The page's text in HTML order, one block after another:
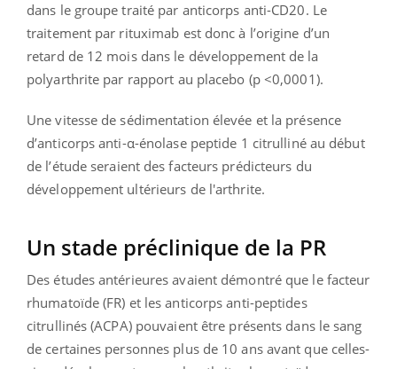
dans le groupe traité par anticorps anti-CD20. Le
traitement par rituximab est donc à l’origine d’un
retard de 12 mois dans le développement de la
polyarthrite par rapport au placebo (p <0,0001).
Une vitesse de sédimentation élevée et la présence
d’anticorps anti-α-énolase peptide 1 citrulliné au début
de l’étude seraient des facteurs prédicteurs du
développement ultérieurs de l'arthrite.
Un stade préclinique de la PR
Des études antérieures avaient démontré que le facteur
rhumatoïde (FR) et les anticorps anti-peptides
citrullinés (ACPA) pouvaient être présents dans le sang
de certaines personnes plus de 10 ans avant que celles-